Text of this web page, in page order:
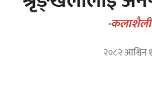
-कलाशैली
२०८२ आश्विन